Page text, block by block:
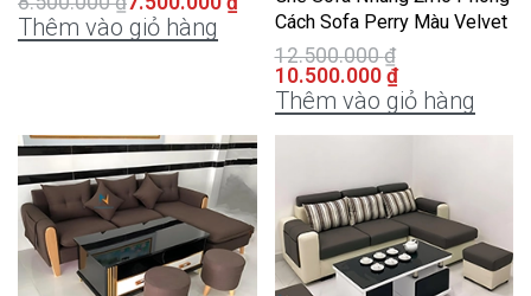
Thêm vào giỏ hàng
Cách Sofa Perry Màu Velvet
12.500.000₫
10.500.000 ₫
Thêm vào giỏ hàng